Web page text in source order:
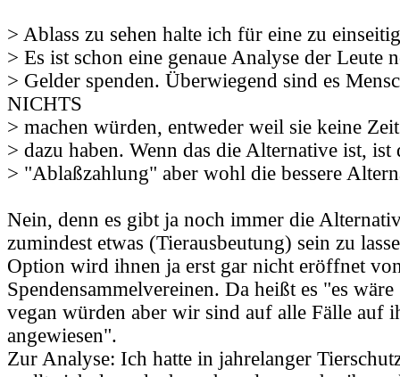
> Ablass zu sehen halte ich für eine zu
> Es ist schon eine genaue Analyse der Leute
> Gelder spenden. Überwiegend sind es
NICHTS
> machen würden, entweder weil sie keine
> dazu haben. Wenn das die Alternative ist, ist
> "Ablaßzahlung" aber wohl die bessere
Nein, denn es gibt ja noch immer die
zumindest etwas (Tierausbeutung) sein zu
Option wird ihnen ja erst gar nicht eröffnet
Spendensammelvereinen. Da heißt es "es
vegan würden aber wir sind auf alle Fälle auf
angewiesen".
Zur Analyse: Ich hatte in jahrelanger